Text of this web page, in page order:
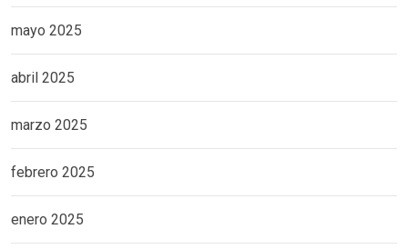
mayo 2025
abril 2025
marzo 2025
febrero 2025
enero 2025